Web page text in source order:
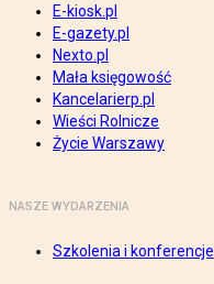
E-kiosk.pl
E-gazety.pl
Nexto.pl
Mała księgowość
Kancelarierp.pl
Wieści Rolnicze
Życie Warszawy
NASZE WYDARZENIA
Szkolenia i konferencje